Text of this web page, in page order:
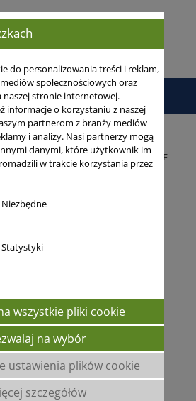
/ V-Max® LUNDSGAARDER GEMENGE
GEMENGE
do personalizowania treści i reklam,
społecznościowych oraz
naszej stronie internetowej.
informacje o korzystaniu z naszej
partnerom z branży mediów
i analizy. Nasi partnerzy mogą
danymi, które użytkownik im
w trakcie korzystania przez
Niezbędne
Statystyki
wszystkie pliki cookie
na wybór
ustawienia plików cookie
szczegółów